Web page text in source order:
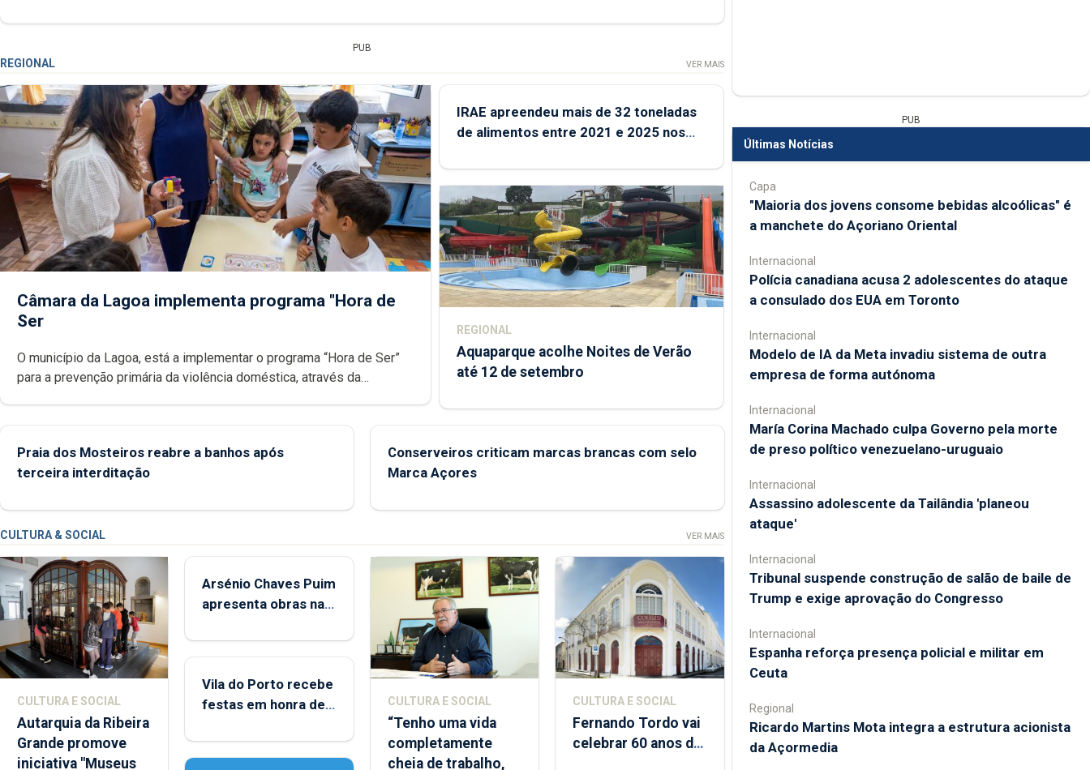
PUB
REGIONAL VER MAIS
Câmara da Lagoa implementa programa "Hora de
Ser
O município da Lagoa, está a implementar o programa “Hora de Ser”
para a prevenção primária da violência doméstica, através da
IRAE apreendeu mais de 32 toneladas
de alimentos entre 2021 e 2025 nos
REGIONAL
Aquaparque acolhe Noites de Verão
até 12 de setembro
Praia dos Mosteiros reabre a banhos após
terceira interditação
Conserveiros criticam marcas brancas com selo
Marca Açores
CULTURA & SOCIAL VER MAIS
CULTURA E SOCIAL
Autarquia da Ribeira
Grande promove
iniciativa "Museus
Arsénio Chaves Puim
apresenta obras na
Porto
Vila do Porto recebe
festas em honra de
Assunção
CULTURA E SOCIAL
“Tenho uma vida
completamente
cheia de trabalho,
CULTURA E SOCIAL
Fernando Tordo vai
celebrar 60 anos de
PUB
Últimas Notícias
Capa
"Maioria dos jovens consome bebidas alcoólicas" é
a manchete do Açoriano Oriental
Internacional
Polícia canadiana acusa 2 adolescentes do ataque
a consulado dos EUA em Toronto
Internacional
Modelo de IA da Meta invadiu sistema de outra
empresa de forma autónoma
Internacional
María Corina Machado culpa Governo pela morte
de preso político venezuelano-uruguaio
Internacional
Assassino adolescente da Tailândia 'planeou
ataque'
Internacional
Tribunal suspende construção de salão de baile de
Trump e exige aprovação do Congresso
Internacional
Espanha reforça presença policial e militar em
Ceuta
Regional
Ricardo Martins Mota integra a estrutura acionista
da Açormedia